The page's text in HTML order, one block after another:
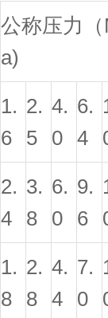
公称压力
a)
1.
6
2.
5
4.
0
6.
4
2.
4
3.
8
6.
0
9.
6
1.
8
2.
8
4.
4
7.
0